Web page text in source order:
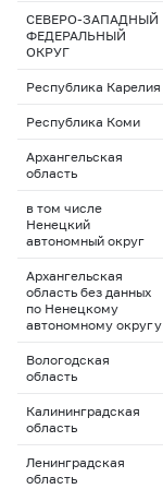
СЕВЕРО-ЗАПАДНЫЙ
ФЕДЕРАЛЬНЫЙ
ОКРУГ
Республика Карелия
Республика Коми
Архангельская
область
в том числе
Ненецкий
автономный округ
Архангельская
область без данных
по Ненецкому
автономному округу
Вологодская
область
Калининградская
область
Ленинградская
область